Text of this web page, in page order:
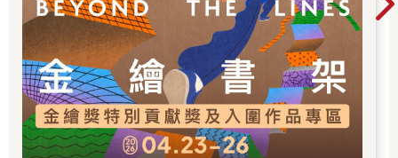
我來到華盛頓發表論文，是一場「新小說」學會的研討會。這文
章我只能說是還算喜歡，我之所以決定參加，並不是有多喜歡這
個組織、成員或宗旨，而是因為我媽和我姐依舊住在華府，且距
離我上次來已經三年了。
我媽原先想在機場和我會合，但我拒絕給她航班資訊，此外，我
也沒告訴她我會待在哪間飯店。我姐沒提議說要來接我，麗莎八
成不討厭她的弟弟我啦，但在我們很小的時候，情況就滿清楚的
了，她覺得我沒什麼用處，現在也還是這樣子，我在她眼裡太虛